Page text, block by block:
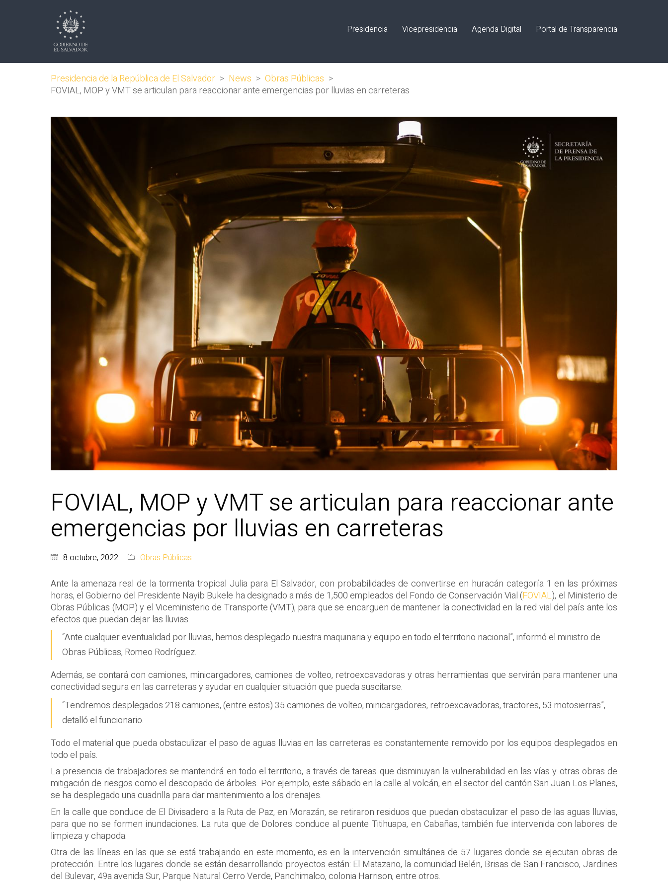
Presidencia Vicepresidencia Agenda Digital Portal de Transparencia
Presidencia de la República de El Salvador > News > Obras Públicas >
FOVIAL, MOP y VMT se articulan para reaccionar ante emergencias por lluvias en carreteras
FOVIAL, MOP y VMT se articulan para reaccionar ante
emergencias por lluvias en carreteras
8 octubre, 2022 Obras Públicas
Ante la amenaza real de la tormenta tropical Julia para El Salvador, con probabilidades de convertirse en huracán categoría 1 en las próximas
horas, el Gobierno del Presidente Nayib Bukele ha designado a más de 1,500 empleados del Fondo de Conservación Vial (FOVIAL), el Ministerio de
Obras Públicas (MOP) y el Viceministerio de Transporte (VMT), para que se encarguen de mantener la conectividad en la red vial del país ante los
efectos que puedan dejar las lluvias.
“Ante cualquier eventualidad por lluvias, hemos desplegado nuestra maquinaria y equipo en todo el territorio nacional”, informó el ministro de
Obras Públicas, Romeo Rodríguez.
Además, se contará con camiones, minicargadores, camiones de volteo, retroexcavadoras y otras herramientas que servirán para mantener una
conectividad segura en las carreteras y ayudar en cualquier situación que pueda suscitarse.
“Tendremos desplegados 218 camiones, (entre estos) 35 camiones de volteo, minicargadores, retroexcavadoras, tractores, 53 motosierras”,
detalló el funcionario.
Todo el material que pueda obstaculizar el paso de aguas lluvias en las carreteras es constantemente removido por los equipos desplegados en
todo el país.
La presencia de trabajadores se mantendrá en todo el territorio, a través de tareas que disminuyan la vulnerabilidad en las vías y otras obras de
mitigación de riesgos como el descopado de árboles. Por ejemplo, este sábado en la calle al volcán, en el sector del cantón San Juan Los Planes,
se ha desplegado una cuadrilla para dar mantenimiento a los drenajes.
En la calle que conduce de El Divisadero a la Ruta de Paz, en Morazán, se retiraron residuos que puedan obstaculizar el paso de las aguas lluvias,
para que no se formen inundaciones. La ruta que de Dolores conduce al puente Titihuapa, en Cabañas, también fue intervenida con labores de
limpieza y chapoda.
Otra de las líneas en las que se está trabajando en este momento, es en la intervención simultánea de 57 lugares donde se ejecutan obras de
protección. Entre los lugares donde se están desarrollando proyectos están: El Matazano, la comunidad Belén, Brisas de San Francisco, Jardines
del Bulevar, 49a avenida Sur, Parque Natural Cerro Verde, Panchimalco, colonia Harrison, entre otros.